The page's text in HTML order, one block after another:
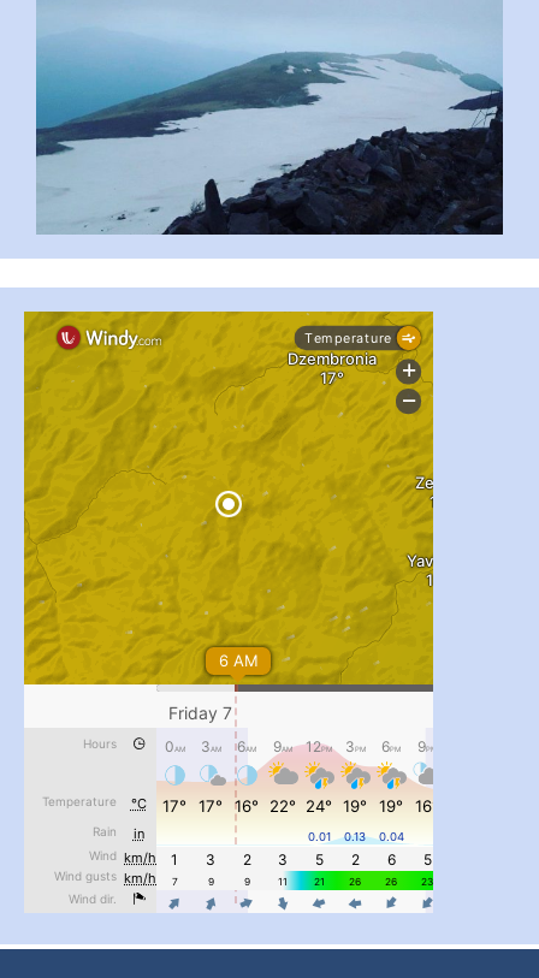
...
pimrec_project
#PipIvanToday
#PipIvanWeather
 ...
pimrec_project